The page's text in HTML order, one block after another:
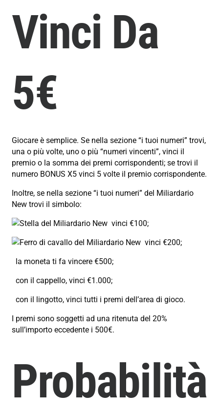
Vinci Da
5€
Giocare è semplice. Se nella sezione “i tuoi numeri” trovi,
una o più volte, uno o più “numeri vincenti”, vinci il
premio o la somma dei premi corrispondenti; se trovi il
numero BONUS X5 vinci 5 volte il premio corrispondente.
Inoltre, se nella sezione “i tuoi numeri” del Miliardario
New trovi il simbolo:
vinci €100;
vinci €200;
la moneta ti fa vincere €500;
con il cappello, vinci €1.000;
con il lingotto, vinci tutti i premi dell’area di gioco.
I premi sono soggetti ad una ritenuta del 20%
sull’importo eccedente i 500€.
Probabilità